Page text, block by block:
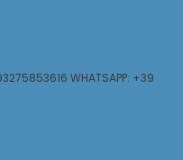
WHATSAPP: +39